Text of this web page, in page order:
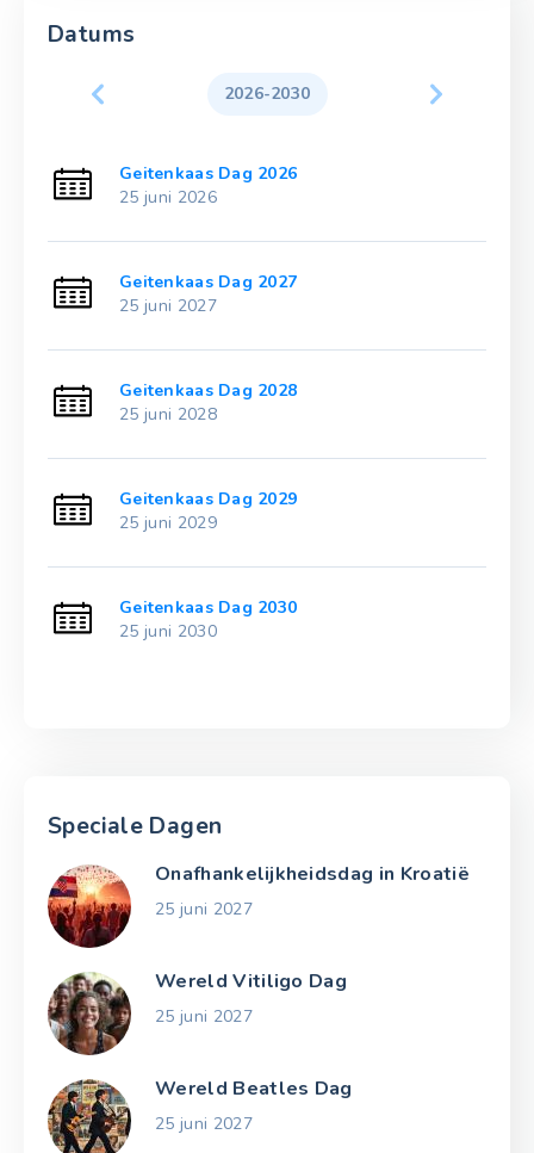
Datums
2026-2030
Geitenkaas Dag 2026
25 juni 2026
Geitenkaas Dag 2027
25 juni 2027
Geitenkaas Dag 2028
25 juni 2028
Geitenkaas Dag 2029
25 juni 2029
Geitenkaas Dag 2030
25 juni 2030
Speciale Dagen
Onafhankelijkheidsdag in Kroatië
25 juni 2027
Wereld Vitiligo Dag
25 juni 2027
Wereld Beatles Dag
25 juni 2027